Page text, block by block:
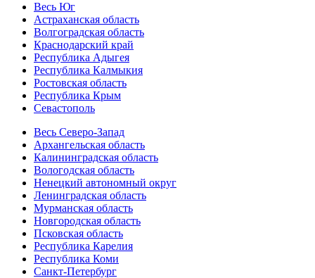
Весь Юг
Астраханская область
Волгоградская область
Краснодарский край
Республика Адыгея
Республика Калмыкия
Ростовская область
Республика Крым
Севастополь
Весь Северо-Запад
Архангельская область
Калининградская область
Вологодская область
Ненецкий автономный округ
Ленинградская область
Мурманская область
Новгородская область
Псковская область
Республика Карелия
Республика Коми
Санкт-Петербург